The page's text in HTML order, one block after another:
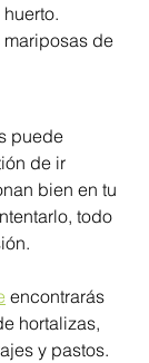
de
puede
de ir
bien en tu
todo
encontrarás
hortalizas,
y pastos.